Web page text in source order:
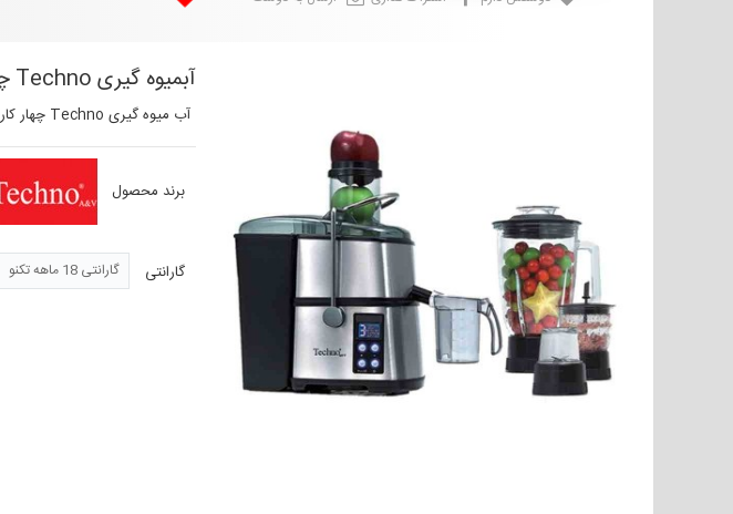
آبمیوه گیری Techno چهار کاره استیل مدل Te -308
آب میوه گیری Techno چهار کاره استیل مدل Te -308 دارای موتور با
برند محصول
گارانتی گارانتی 18 ماهه تکنو